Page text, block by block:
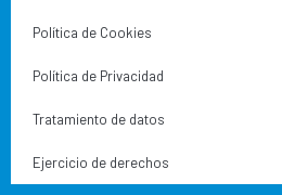
Política de Cookies
Política de Privacidad
Tratamiento de datos
Ejercicio de derechos